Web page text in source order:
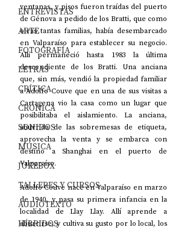
ENTREVISTAS
ARTE
FOTOGRAFÍA
LETRAS
CRÍTICA
CRÓNICA
SONIDOS
MÚSICA
JUKEBOX
TALLERES Y CURSOS
AUDIOTEXTO
HÍBRIDOS
ventanas, y pisos fueron traídas del puerto
de Génova a pedido de los Bratti, que como
otras tantas familias, había desembarcado
en Valparaíso para establecer su negocio.
Allí permaneció hasta 1983 la última
descendiente de los Bratti. Una anciana
que, sin más, vendió la propiedad familiar
a Adolfo Couve que en una de sus visitas a
Cartagena vio la casa como un lugar que
posibilitaba el aislamiento. La anciana,
aburrida de las sobremesas de etiqueta,
aprovecha la venta y se embarca con
destino a Shanghai en el puerto de
Valparaíso.
Adolfo Couve nace en Valparaíso en marzo
de 1940, y pasa su primera infancia en la
localidad de Llay Llay. Allí aprende a
aburrirse, y cultiva su gusto por lo local, los